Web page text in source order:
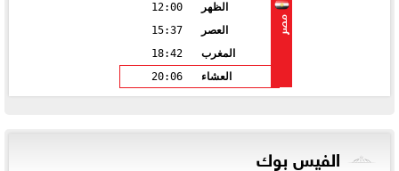
مصر
الظهر
12:00
العصر
15:37
المغرب
18:42
العشاء
20:06
الفيس بوك